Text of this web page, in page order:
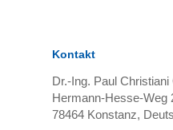
Kontakt
Dr.-Ing. Paul
Hermann-Hesse-Weg
78464Konstanz,